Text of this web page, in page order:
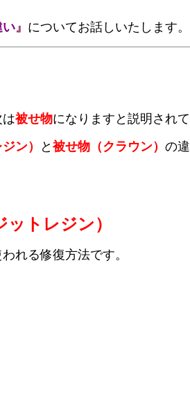
い 』 についてお話しいたします。
は被せ物になりますと説明され
ン） と被せ物（クラウン） の
トレジン）
われる修復方法です。